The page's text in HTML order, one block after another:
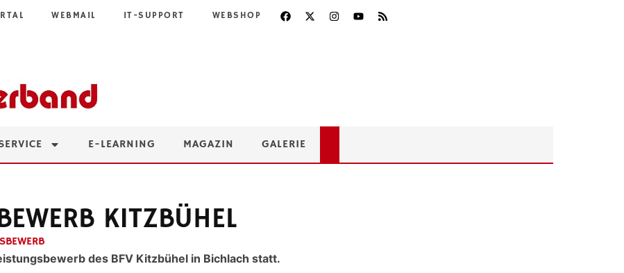
WEBMAIL IT-SUPPORT WEBSHOP
E-LEARNING MAGAZIN GALERIE
KITZBÜHEL
des BFV Kitzbühel in Bichlach statt.